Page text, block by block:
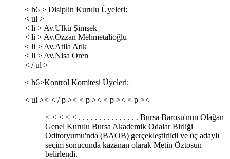
< h6 > Disiplin Kurulu Üyeleri:
< ul >
< li > Av.Ulkü Şimşek
< li > Av.Ozzan Mehmetalioğlu
< li > Av.Atila Atık
< li > Av.Nisa Oren
< / ul >
< h6>Kontrol Komitesi Üyeleri:
< ul >< < / p >< < p >< < p >< < p ><
< < < < < . . . . . . . . . . . . . . . Bursa Barosu'nun Olağan
Genel Kurulu Bursa Akademik Odalar Birliği
Oditoryumu'nda (BAOB) gerçekleştirildi ve üç adaylı
seçim sonucunda kazanan olarak Metin Öztosun
belirlendi.